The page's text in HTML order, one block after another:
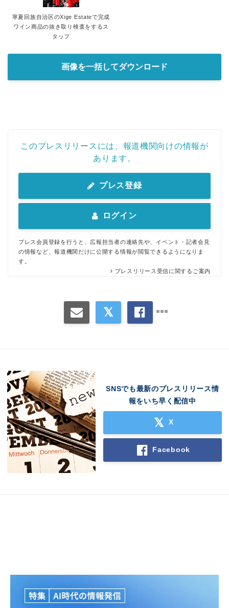
寧夏回族自治区のXige Estateで完成
ワイン商品の抜き取り検査をするス
タッフ
画像を一括してダウンロード
このプレスリリースには、報道機関向けの情報が
あります。
プレス登録
ログイン
プレス会員登録を行うと、広報担当者の連絡先や、イベント・記者会見
の情報など、報道機関だけに公開する情報が閲覧できるようになりま
す。
プレスリリース受信に関するご案内
SNSでも最新のプレスリリース情
報をいち早く配信中
X
Facebook